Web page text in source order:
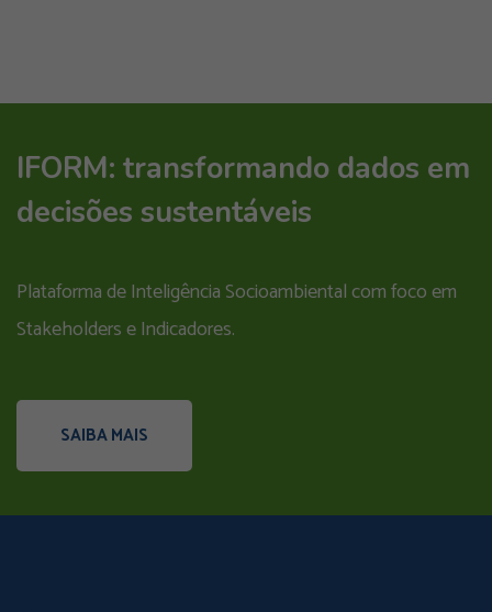
IFORM: transformando dados em
decisões sustentáveis
Plataforma de Inteligência Socioambiental com foco em
Stakeholders e Indicadores.
SAIBA MAIS